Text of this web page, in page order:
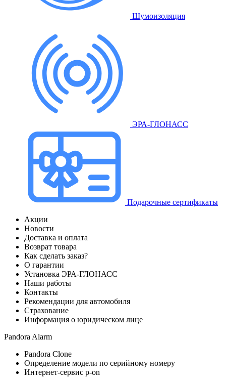
Шумоизоляция
ЭРА-ГЛОНАСС
Подарочные сертификаты
Акции
Новости
Доставка и оплата
Возврат товара
Как сделать заказ?
О гарантии
Установка ЭРА-ГЛОНАСС
Наши работы
Контакты
Рекомендации для автомобиля
Страхование
Информация о юридическом лице
Pandora Alarm
Pandora Clone
Определение модели по серийному номеру
Интернет-сервис p-on